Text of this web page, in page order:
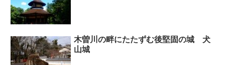
木曽川の畔にたたずむ後堅固の城 犬
山城